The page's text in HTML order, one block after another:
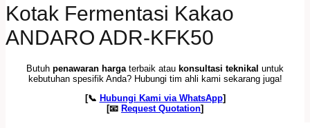
Kotak Fermentasi Kakao
ANDARO ADR-KFK50
Butuh penawaran hargaterbaik atau konsultasi teknikal untuk
kebutuhan spesifik Anda? Hubungi tim ahli kami sekarang juga!
[📞 Hubungi Kami via WhatsApp]
[📧 Request Quotation]